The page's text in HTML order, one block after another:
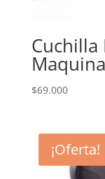
Cuchilla
$69.000
¡Oferta!